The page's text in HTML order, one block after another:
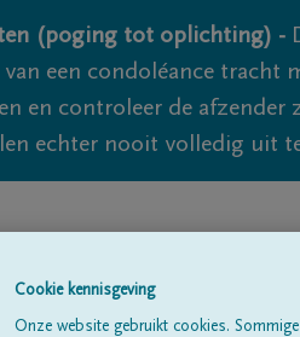
(poging tot oplichting) -
een condoléance tracht
en controleer de
echter nooit volledig uit
Cookie kennisgeving
Onze website gebruikt cookies.